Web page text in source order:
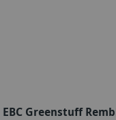
EBC Greenstuff